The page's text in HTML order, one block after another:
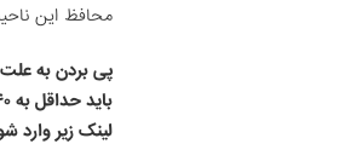
محافظ این
پی بردن به علت
لینک زیر وارد